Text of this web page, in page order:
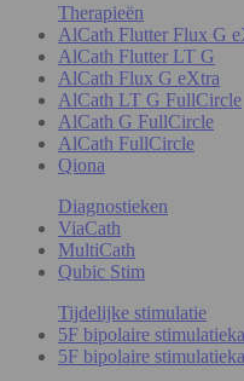
Therapieën
AlCath Flutter Flux G
AlCath Flutter LT G
AlCath Flux G eXtra
AlCath LT G FullCircle
AlCath G FullCircle
AlCath FullCircle
Qiona
Diagnostieken
ViaCath
MultiCath
Qubic Stim
Tijdelijke stimulatie
5F bipolaire
5F bipolaire